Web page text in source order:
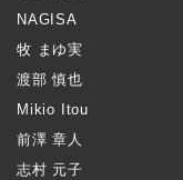
NAGISA
牧 まゆ実
渡部 慎也
Mikio Itou
前澤 章人
志村 元子